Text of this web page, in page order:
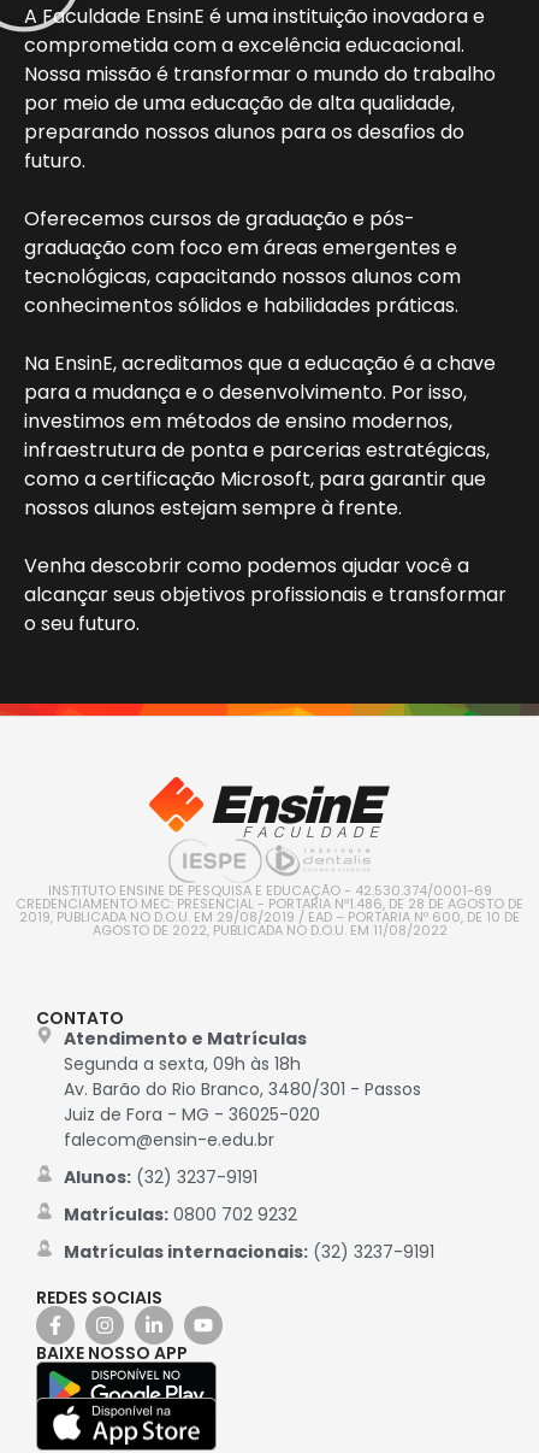
A Faculdade EnsinE é uma instituição inovadora e
comprometida com a excelência educacional.
Nossa missão é transformar o mundo do trabalho
por meio de uma educação de alta qualidade,
preparando nossos alunos para os desafios do
futuro.
Oferecemos cursos de graduação e pós-
graduação com foco em áreas emergentes e
tecnológicas, capacitando nossos alunos com
conhecimentos sólidos e habilidades práticas.
Na EnsinE, acreditamos que a educação é a chave
para a mudança e o desenvolvimento. Por isso,
investimos em métodos de ensino modernos,
infraestrutura de ponta e parcerias estratégicas,
como a certificação Microsoft, para garantir que
nossos alunos estejam sempre à frente.
Venha descobrir como podemos ajudar você a
alcançar seus objetivos profissionais e transformar
o seu futuro.
INSTITUTO ENSINE DE PESQUISA E EDUCAÇÃO - 42.530.374/0001-69
CREDENCIAMENTO MEC: PRESENCIAL - PORTARIA Nº1.486, DE 28 DE AGOSTO DE
2019, PUBLICADA NO D.O.U. EM 29/08/2019 / EAD – PORTARIA Nº 600, DE 10 DE
AGOSTO DE 2022, PUBLICADA NO D.O.U. EM 11/08/2022
CONTATO
Atendimento e Matrículas
Segunda a sexta, 09h às 18h
Av. Barão do Rio Branco, 3480/301 - Passos
Juiz de Fora - MG - 36025-020
falecom@ensin-e.edu.br
Alunos:(32) 3237-9191
Matrículas:0800 702 9232
Matrículas internacionais:(32) 3237-9191
REDES SOCIAIS
BAIXE NOSSO APP